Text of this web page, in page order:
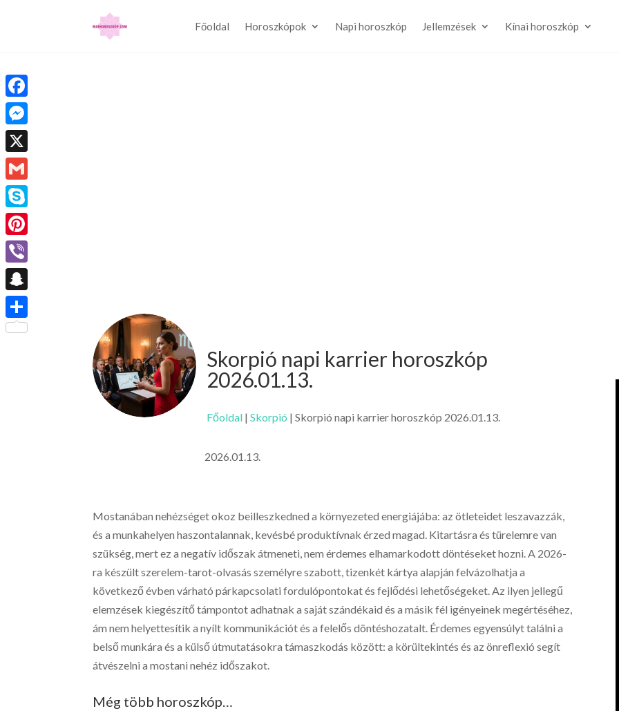
Főoldal Horoszkópok Napi horoszkóp Jellemzések Kínai horoszkóp
Skorpió napi karrier horoszkóp
2026.01.13.
Főoldal |Skorpió |Skorpió napi karrier horoszkóp 2026.01.13.
2026.01.13.
Mostanában nehézséget okoz beilleszkedned a környezeted energiájába: az ötleteidet leszavazzák,
és a munkahelyen haszontalannak, kevésbé produktívnak érzed magad. Kitartásra és türelemre van
szükség, mert ez a negatív időszak átmeneti, nem érdemes elhamarkodott döntéseket hozni. A 2026-
ra készült szerelem-tarot-olvasás személyre szabott, tizenkét kártya alapján felvázolhatja a
következő évben várható párkapcsolati fordulópontokat és fejlődési lehetőségeket. Az ilyen jellegű
elemzések kiegészítő támpontot adhatnak a saját szándékaid és a másik fél igényeinek megértéséhez,
ám nem helyettesítik a nyílt kommunikációt és a felelős döntéshozatalt. Érdemes egyensúlyt találni a
belső munkára és a külső útmutatásokra támaszkodás között: a körültekintés és az önreflexió segít
átvészelni a mostani nehéz időszakot.
Még több horoszkóp…
Facebook
Messenger
X
Gmail
Skype
Pinterest
Viber
Snapchat
Ossza